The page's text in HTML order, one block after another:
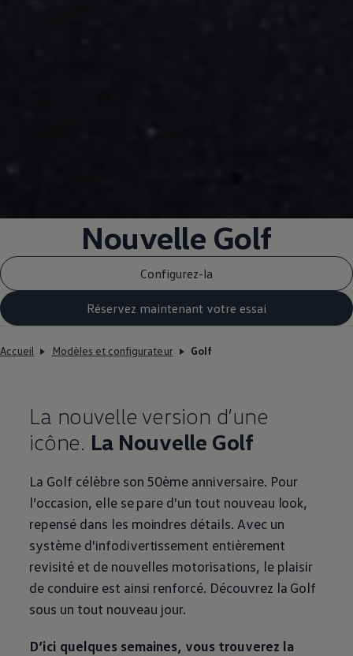
Nouvelle Golf
Configurez-la
Réservez maintenant votre essai
Accueil Modèles et configurateur Golf
La nouvelle version d’une
icône. La Nouvelle Golf
La Golf célèbre son 50ème anniversaire. Pour
l’occasion, elle se pare d'un tout nouveau look,
repensé dans les moindres détails. Avec un
système d'infodivertissement entièrement
revisité et de nouvelles motorisations, le plaisir
de conduire est ainsi renforcé. Découvrez la Golf
sous un tout nouveau jour.
D’ici quelques semaines, vous trouverez la